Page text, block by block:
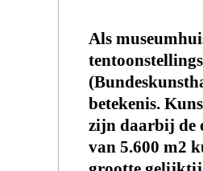
Als
betekenis.
zijn daarbij de
van 5.600 m2